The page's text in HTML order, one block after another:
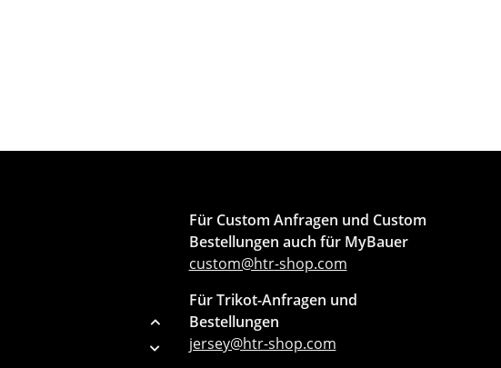
Für Custom Anfragen und Custom
Bestellungen auch für MyBauer
custom@htr-shop.com
Für Trikot-Anfragen und
Bestellungen
jersey@htr-shop.com